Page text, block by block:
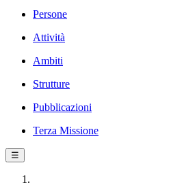
Persone
Attività
Ambiti
Strutture
Pubblicazioni
Terza Missione
☰